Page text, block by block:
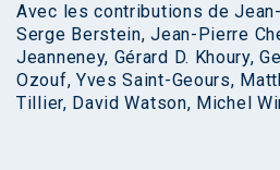
Avec les contributions de
Serge Berstein, Jean-Pierre
Jeanneney, Gérard D. Khoury,
Ozouf, Yves Saint-Geours,
Tillier, David Watson, Michel